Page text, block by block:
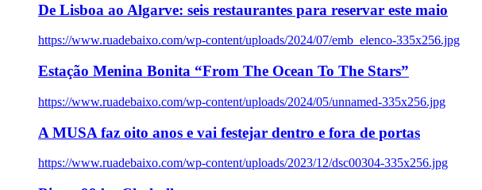
De Lisboa ao Algarve: seis restaurantes para reservar este maio
https://www.ruadebaixo.com/wp-content/uploads/2024/07/emb_elenco-335x256.jpg
Estação Menina Bonita “From The Ocean To The Stars”
https://www.ruadebaixo.com/wp-content/uploads/2024/05/unnamed-335x256.jpg
A MUSA faz oito anos e vai festejar dentro e fora de portas
https://www.ruadebaixo.com/wp-content/uploads/2023/12/dsc00304-335x256.jpg